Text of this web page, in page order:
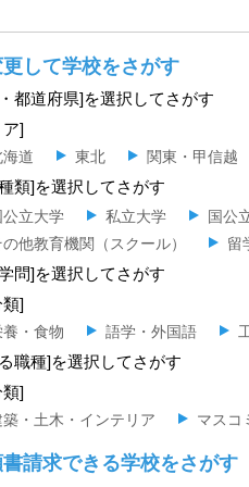
して学校をさがす
都道府県]を選択してさがす
ア]
海道 東北 関東・甲信越
類]を選択してさがす
公立大学 私立大学 国公
の他教育機関（スクール）
留
問]を選択してさがす
類]
養・食物 語学・外国語
職種]を選択してさがす
類]
築・土木・インテリア マスコ
請求できる学校をさがす